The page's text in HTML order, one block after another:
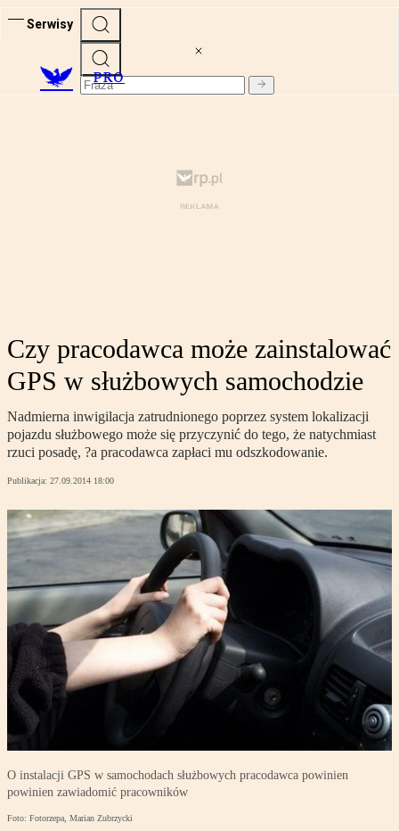
Serwisy
PRO
Czy pracodawca może zainstalować
GPS w służbowych samochodzie
Nadmierna inwigilacja zatrudnionego poprzez system lokalizacji
pojazdu służbowego może się przyczynić do tego, że natychmiast
rzuci posadę, ?a pracodawca zapłaci mu odszkodowanie.
Publikacja: 27.09.2014 18:00
O instalacji GPS w samochodach służbowych pracodawca powinien
powinien zawiadomić pracowników
Foto: Fotorzepa, Marian Zubrzycki